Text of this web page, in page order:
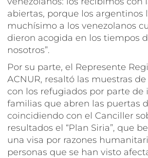
abiertas, porque los argentinos
muchísimo a los venezolanos
dieron acogida en los tiempos
nosotros”.
Por su parte, el Represente
ACNUR, resaltó las muestras
con los refugiados por parte de
familias que abren las puertas
coincidiendo con el Canciller
resultados el “Plan Siria”, que
una visa por razones
personas que se han visto